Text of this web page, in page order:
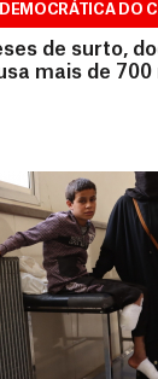
DO
de surto,
mais de